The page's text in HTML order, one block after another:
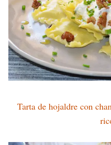
Tarta de hojaldre con